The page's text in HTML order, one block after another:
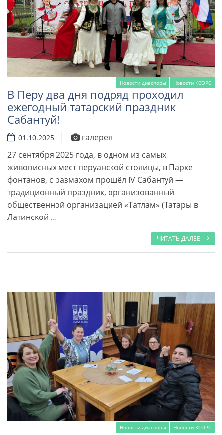
Новости диаспоры Новости КСОРС
Читать далее
В Перу два дня подряд проходил
ежегодный татарский праздник
Сабантуй!
01.10.2025
галерея
27 сентября 2025 года, в одном из самых
живописных мест перуанской столицы, в Парке
фонтанов, с размахом прошёл IV Сабантуй —
традиционный праздник, организованный
общественной организацией «Татлам» (Татары в
Латинской …
ЧИТАТЬ ДАЛЕЕ
Новости диаспоры Новости КСОРС